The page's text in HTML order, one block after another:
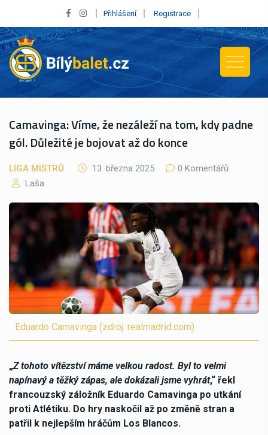
Přihlášení Registrace
Camavinga: Víme, že nezáleží na tom, kdy padne
gól. Důležité je bojovat až do konce
LIGA MISTRŮ 13. března 2025
0 Komentářů
Laša
Eduardo Camavinga (zdroj: realmadrid.com)
„Z tohoto vítězství máme velkou radost. Byl to velmi
napínavý a těžký zápas, ale dokázali jsme vyhrát,“ řekl
francouzský záložník Eduardo Camavinga po utkání
proti Atlétiku. Do hry naskočil až po změně stran a
patřil k nejlepším hráčům Los Blancos.